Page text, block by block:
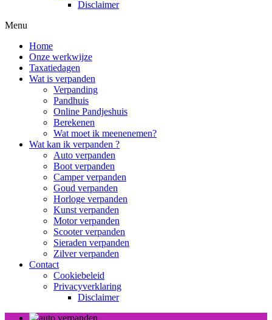
Disclaimer
Menu
Home
Onze werkwijze
Taxatiedagen
Wat is verpanden
Verpanding
Pandhuis
Online Pandjeshuis
Berekenen
Wat moet ik meenenemen?
Wat kan ik verpanden ?
Auto verpanden
Boot verpanden
Camper verpanden
Goud verpanden
Horloge verpanden
Kunst verpanden
Motor verpanden
Scooter verpanden
Sieraden verpanden
Zilver verpanden
Contact
Cookiebeleid
Privacyverklaring
Disclaimer